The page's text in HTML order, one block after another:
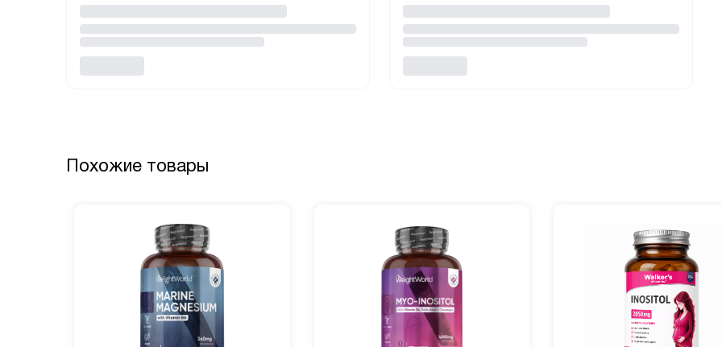
Похожие товары